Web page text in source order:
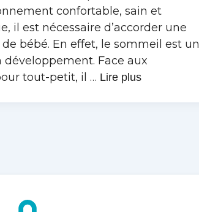
confortable, sain et
il est nécessaire d’accorder une
bébé. En effet, le sommeil est un
Face aux
tout-petit, il … Lire plus